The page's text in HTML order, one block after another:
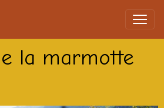
la marmotte